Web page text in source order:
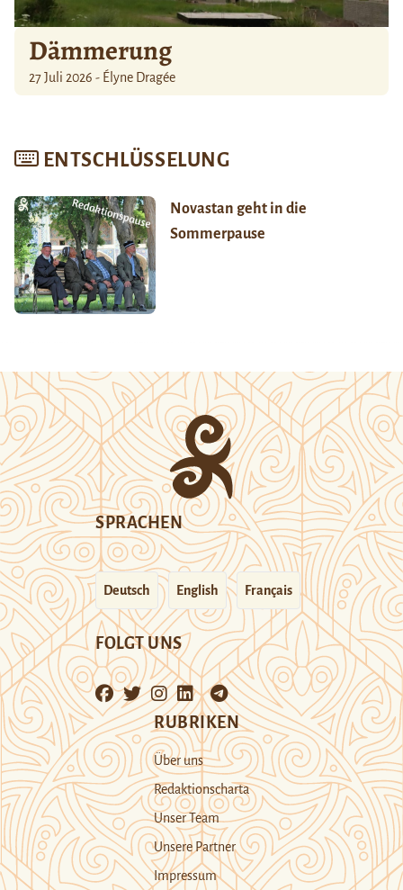
Dämmerung
27 Juli 2026 - Élyne Dragée
ENTSCHLÜSSELUNG
Novastan geht in die
Sommerpause
SPRACHEN
Deutsch English Français
FOLGT UNS
RUBRIKEN
Über uns
Redaktionscharta
Unser Team
Unsere Partner
Impressum